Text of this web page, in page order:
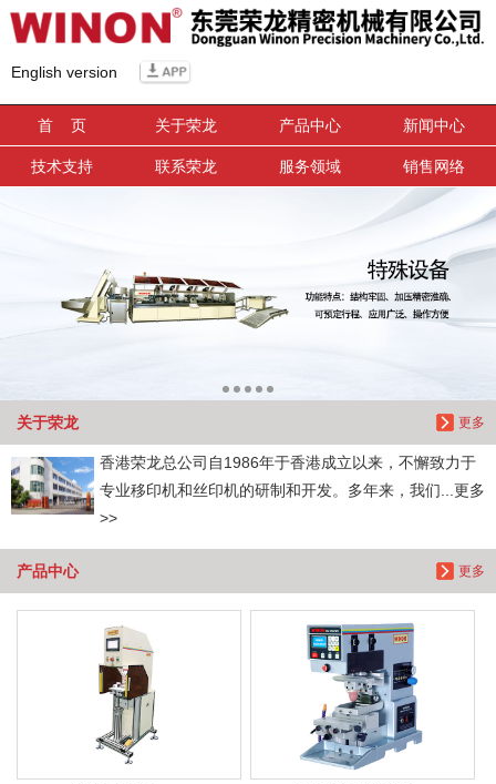
English version
首 页 关于荣龙 产品中心 新闻中心
技术支持 联系荣龙 服务领域 销售网络
更多
关于荣龙
香港荣龙总公司自1986年于香港成立以来，不懈致力于
专业移印机和丝印机的研制和开发。多年来，我们...更多
>>
更多
产品中心
信息搜索
搜索